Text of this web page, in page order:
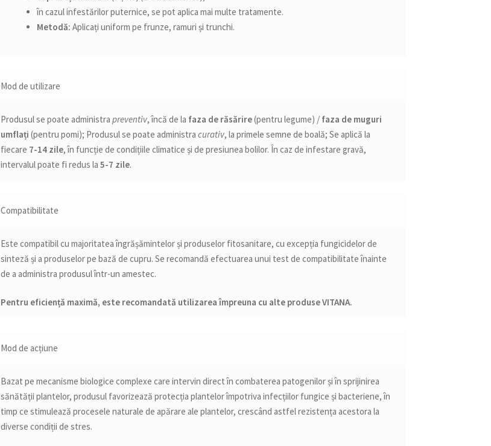
în cazul infestărilor puternice, se pot aplica mai multe tratamente.
Metodă: Aplicați uniform pe frunze, ramuri și trunchi.
Mod de utilizare
Produsul se poate administrapreventiv, încă de la faza de răsărire(pentru legume) / faza de muguri
umflați (pentru pomi); Produsul se poate administracurativ, la primele semne de boală; Se aplică la
fiecare 7-14 zile, în funcție de condițiile climatice și de presiunea bolilor. În caz de infestare gravă,
intervalul poate fi redus la5-7 zile.
Compatibilitate
Este compatibil cu majoritatea îngrășămintelor și produselor fitosanitare, cu excepția fungicidelor de
sinteză și a produselor pe bază de cupru. Se recomandă efectuarea unui test de compatibilitate înainte
de a administra produsul într-un amestec.
Pentru eficiență maximă, este recomandată utilizarea împreuna cu alte produse VITANA.
Mod de acțiune
Bazat pe mecanisme biologice complexe care intervin direct în combaterea patogenilor și în sprijinirea
sănătății plantelor, produsul favorizează protecția plantelor împotriva infecțiilor fungice și bacteriene, în
timp ce stimulează procesele naturale de apărare ale plantelor, crescând astfel rezistența acestora la
diverse condiții de stres.